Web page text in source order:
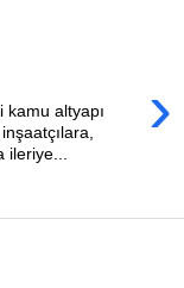
›
altyapı